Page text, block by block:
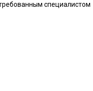
специалистом